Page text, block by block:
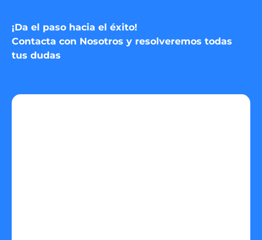
¡Da el paso hacia el éxito!
Contacta con Nosotros y resolveremos todas
tus dudas